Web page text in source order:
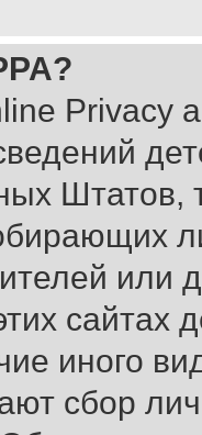
Privacy
Штатов,
или
сайтах
иного
сбор